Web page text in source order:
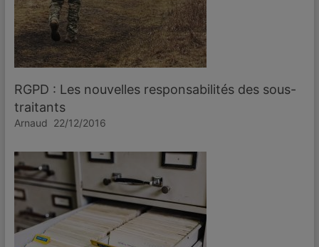
RGPD : Les nouvelles responsabilités des sous-
traitants
Arnaud 22/12/2016